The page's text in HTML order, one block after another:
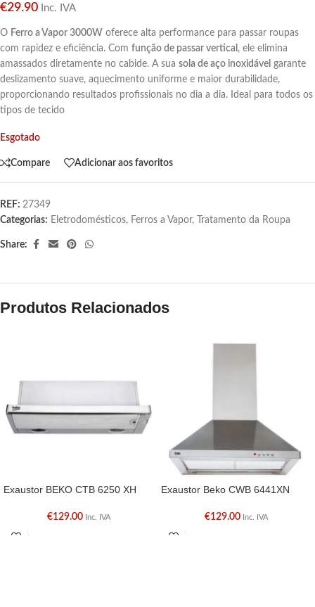
€29.90 Inc. IVA
O Ferro a Vapor 3000W oferece alta performance para passar roupas
com rapidez e eficiência. Com função de passar vertical , ele elimina
amassados diretamente no cabide. A sua sola de aço inoxidável garante
deslizamento suave, aquecimento uniforme e maior durabilidade,
proporcionando resultados profissionais no dia a dia. Ideal para todos os
tipos de tecido
Esgotado
Compare Adicionar aos favoritos
REF: 27349
Categorias: Eletrodomésticos, Ferros a Vapor, Tratamento da Roupa
Share:
Produtos Relacionados
Exaustor BEKO CTB 6250 XH
€129.00 Inc. IVA
Exaustor Beko CWB 6441XN
€129.00 Inc. IVA